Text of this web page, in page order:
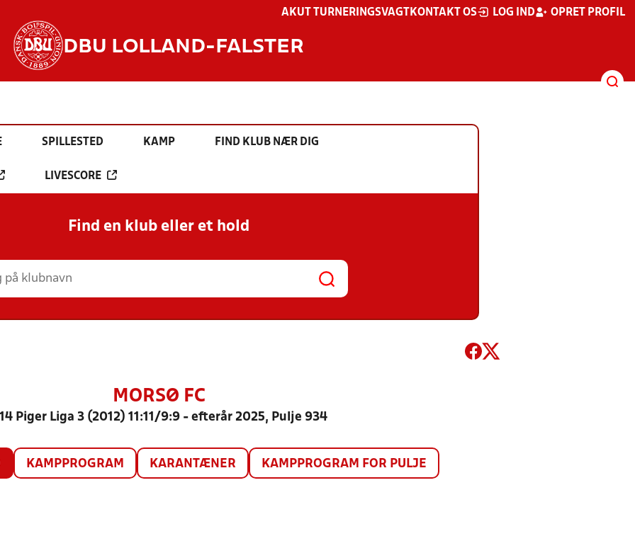
AKUT TURNERINGSVAGT KONTAKT OS LOG IND OPRET PROFIL
DBU LOLLAND-FALSTER
SPILLESTED KAMP FIND KLUB NÆR DIG
LIVESCORE
Find en klub eller et hold
MORSØ FC
Piger Liga 3 (2012) 11:11/9:9 - efterår 2025, Pulje 934
KAMPPROGRAM KARANTÆNER KAMPPROGRAM FOR PULJE